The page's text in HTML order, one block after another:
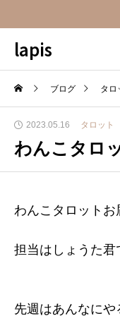
lapis
ブログ タロ
2023.05.16 タロット
わんこタロ
わんこタロット
担当はしょうた君
先週はあんなに